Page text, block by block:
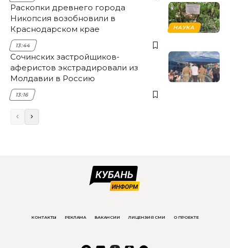
НАУКА
Раскопки древнего города
Никопсия возобновили в
Краснодарском крае
13:44
Сочинских застройщиков-
аферистов экстрадировали из
Молдавии в Россию
13:16
КОНТАКТЫ РЕКЛАМА ВАКАНСИИ ЛИЦЕНЗИЯ СМИ О ПРОЕКТЕ